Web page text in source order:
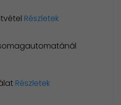
Részletek
Részletek